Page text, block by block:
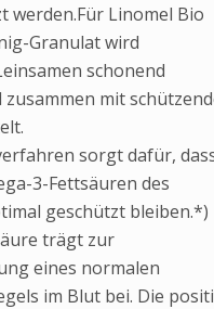
werden.Für Linomel Bio
Granulat wird
schonend
mit
sorgt dafür,
3-Fettsäuren des
geschützt bleiben.*)
trägt zur
eines normalen
im Blut bei. Die